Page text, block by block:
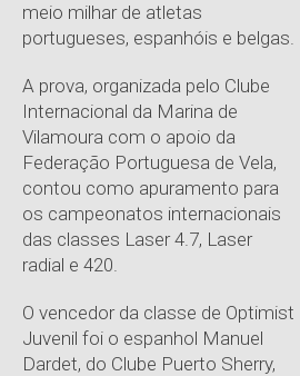
meio milhar de atletas
portugueses, espanhóis e belgas.
A prova, organizada pelo Clube
Internacional da Marina de
Vilamoura com o apoio da
Federação Portuguesa de Vela,
contou como apuramento para
os campeonatos internacionais
das classes Laser 4.7, Laser
radial e 420.
O vencedor da classe de Optimist
Juvenil foi o espanhol Manuel
Dardet, do Clube Puerto Sherry,